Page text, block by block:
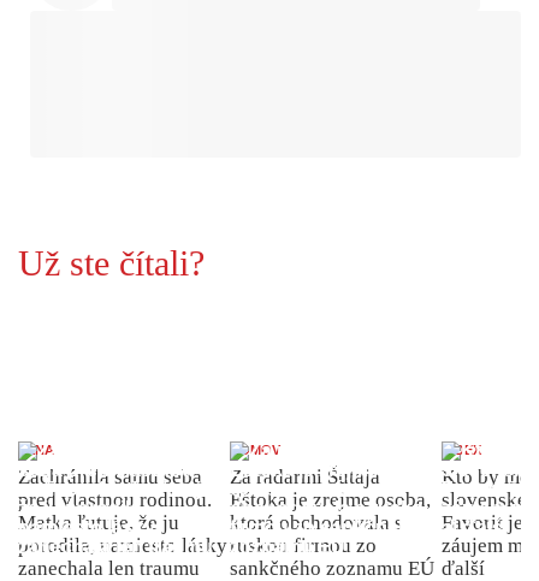
Už ste čítali?
ŽENA
Zachránila samu seba
pred vlastnou rodinou.
Matka ľutuje, že ju
porodila, namiesto lásky
zanechala len traumu
DOMOV
Za radarmi Šutaja
Eštoka je zrejme osoba,
ktorá obchodovala s
ruskou firmou zo
sankčného zoznamu EÚ
INDEX
Kto by
slovenské
Favorit je
záujem
ďalší